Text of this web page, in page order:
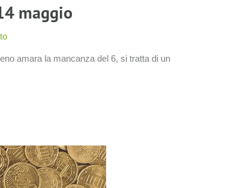
maggio
amara la mancanza del 6, si tratta di un